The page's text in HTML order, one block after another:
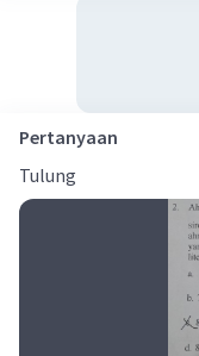
Pertanyaan
Tulung